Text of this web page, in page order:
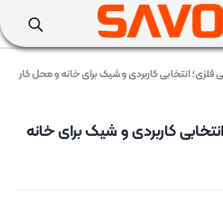
فلزی؛ انتخابی کاربردی و شیک برای خانه و محل کار
کاربردی و شیک برای خانه